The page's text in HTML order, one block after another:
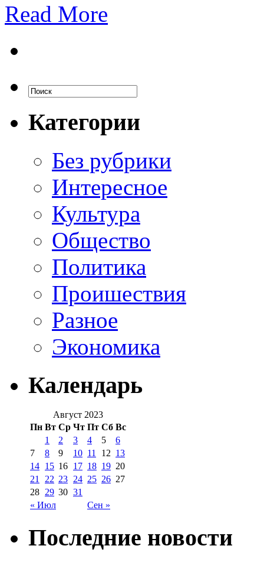
Read More
Категории
Без рубрики
Интересное
Культура
Общество
Политика
Проишествия
Разное
Экономика
Календарь
Август 2023
Пн Вт Ср Чт Пт Сб Вс
« Июл Сен »
1 2 3 4 5
6
7
8 9 10 11 12 13
14 15 16 17 18 19 20
21 22 23 24 25 26 27
28 29 30 31
Последние новости